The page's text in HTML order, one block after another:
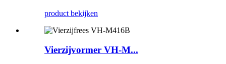
product bekijken
Vierzijvormer VH-M...